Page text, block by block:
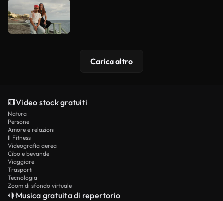
Carica altro
Video stock gratuiti
Natura
Persone
Amore e relazioni
Il Fitness
Videografia aerea
Cibo e bevande
Viaggiare
Trasporti
Tecnologia
Zoom di sfondo virtuale
Musica gratuita di repertorio